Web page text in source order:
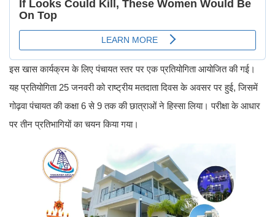
इस खास कार्यक्रम के लिए पंचायत स्तर पर एक प्रतियोगिता आयोजित की गई।
यह प्रतियोगिता 25 जनवरी को राष्ट्रीय मतदाता दिवस के अवसर पर हुई, जिसमें
गोढ़वा पंचायत की कक्षा 6 से 9 तक की छात्राओं ने हिस्सा लिया। परीक्षा के आधार
पर तीन प्रतिभागियों का चयन किया गया।